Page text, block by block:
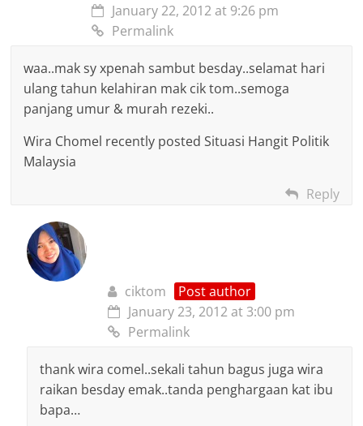
January 22, 2012 at 9:26 pm
Permalink
waa..mak sy xpenah sambut besday..selamat hari
ulang tahun kelahiran mak cik tom..semoga
panjang umur & murah rezeki..
Wira Chomel recently posted Situasi Hangit Politik
Malaysia
Reply
ciktom
Post author
January 23, 2012 at 3:00 pm
Permalink
thank wira comel..sekali tahun bagus juga wira
raikan besday emak..tanda penghargaan kat ibu
bapa…